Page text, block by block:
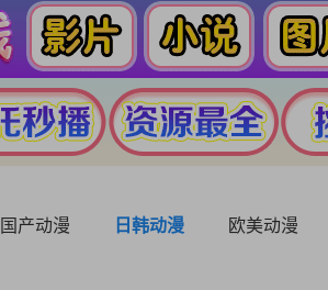
国产动漫 日韩动漫 欧美动漫